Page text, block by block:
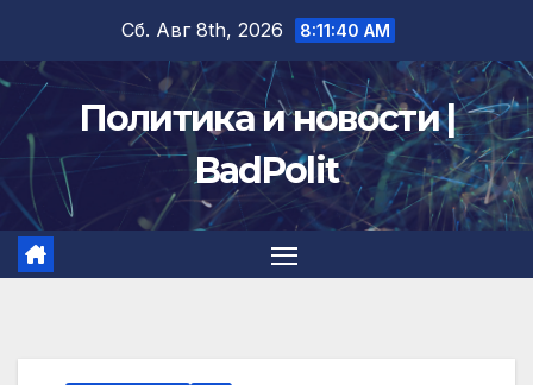
содержимому
Сб. Авг 8th, 2026 8:11:41 AM
Политика и новости |
BadPolit